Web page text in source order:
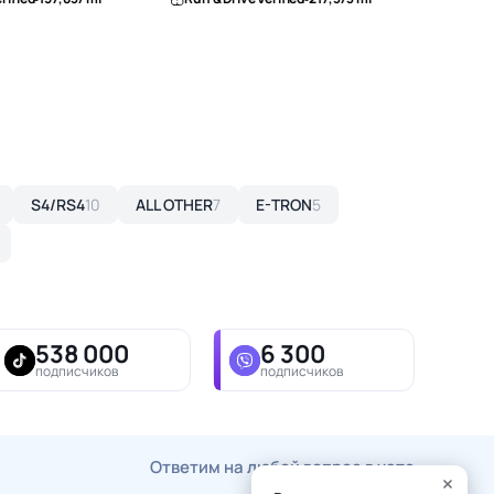
S4/RS410 ALL OTHER7 E-TRON5
538 000
подписчиков
6 300
подписчиков
Ответим на любой вопрос в чате